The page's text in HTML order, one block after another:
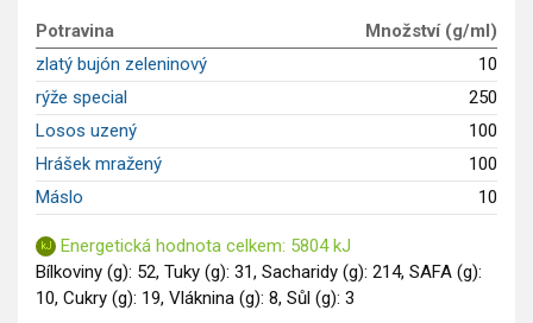
Saláty
Sladké pokrmy
Dezerty
Nápoje
Ostatní
Dětské recepty
Potravina
Množství (g/ml)
zlatý bujón zeleninový
10
rýže special
250
Losos uzený
100
Hrášek mražený
100
Máslo
10
Energetická hodnota celkem: 5804 kJ
Bílkoviny (g): 52, Tuky (g): 31, Sacharidy (g): 214, SAFA (g):
10, Cukry (g): 19, Vláknina (g): 8, Sůl (g): 3